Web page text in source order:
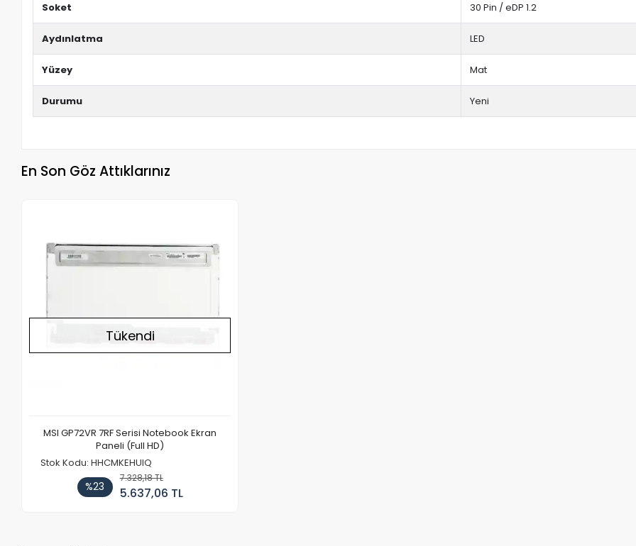
Soket 30 Pin / eDP 1.2
Aydınlatma LED
Yüzey Mat
Durumu Yeni
En Son Göz Attıklarınız
Tükendi
MSI GP72VR 7RF Serisi Notebook Ekran
Paneli (Full HD)
Stok Kodu: HHCMKEHUIQ
%23
7.328,18 TL
5.637,06 TL